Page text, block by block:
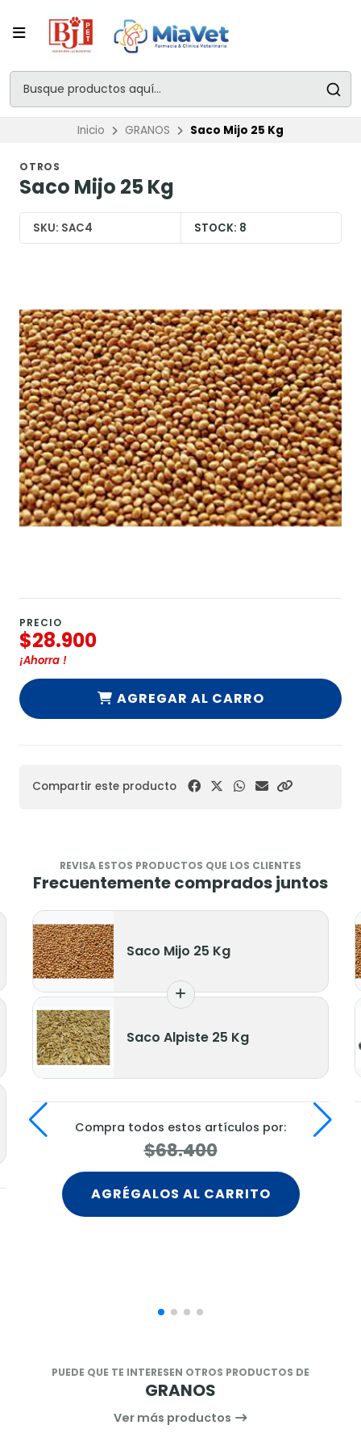
Inicio GRANOS Saco Mijo 25 Kg
OTROS
Saco Mijo 25 Kg
SKU: SAC4 STOCK: 8
PRECIO
$28.900
¡Ahorra !
AGREGAR AL CARRO
Compartir este producto
REVISA ESTOS PRODUCTOS QUE LOS CLIENTES
Frecuentemente comprados juntos
Saco Mijo 25 Kg
Saco Alpiste 25 Kg
Compra todos estos artículos por:
$68.400
AGRÉGALOS AL CARRITO
PUEDE QUE TE INTERESEN OTROS PRODUCTOS DE
GRANOS
Ver más productos